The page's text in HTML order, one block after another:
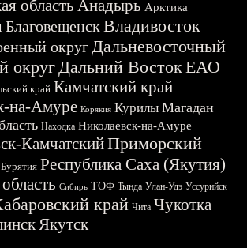
область Анадырь Арктика
БлаговещенскВладивосток
округДальневосточный
округДальний ВостокЕАО
край Камчатский край
на-Амуре Корякия Курилы Магадан
Находка Николаевск-на-Амуре
КамчатскийПриморский
Республика Саха (Якутия)
Сибирь ТОФ Тында Улан-Удэ Уссурийск
край Чита Чукотка
Якутск